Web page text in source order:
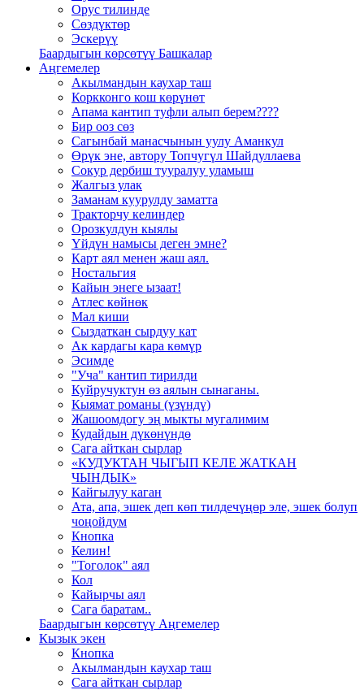
Орус тилинде
Сөздүктөр
Эскерүү
Баардыгын көрсөтүү Башкалар
Аңгемелер
Акылмандын каухар таш
Коркконго кош көрүнөт
Апама кантип туфли алып берем????
Бир ооз сөз
Сагынбай манасчынын уулу Аманкул
Өрүк эне, автору Топчугүл Шайдуллаева
Сокур дербиш тууралуу уламыш
Жалгыз улак
Заманам куурулду заматта
Тракторчу келиндер
Орозкулдун кыялы
Үйдүн намысы деген эмне?
Карт аял менен жаш аял.
Ностальгия
Кайын энеге ызаат!
Атлес көйнөк
Мал киши
Сыздаткан сырдуу кат
Ак кардагы кара көмүр
Эсимде
"Уча" кантип тирилди
Куйручуктун өз аялын сынаганы.
Кыямат романы (үзүндү)
Жашоомдогу эң мыкты мугалимим
Кудайдын дүкөнүндө
Сага айткан сырлар
«КУДУКТАН ЧЫГЫП КЕЛЕ ЖАТКАН
ЧЫНДЫК»
Кайгылуу каган
Ата, апа, эшек деп көп тилдечүңөр эле, эшек болуп
чоңойдум
Кнопка
Келин!
"Тоголок" аял
Кол
Кайырчы аял
Сага баратам..
Баардыгын көрсөтүү Аңгемелер
Кызык экен
Кнопка
Акылмандын каухар таш
Сага айткан сырлар